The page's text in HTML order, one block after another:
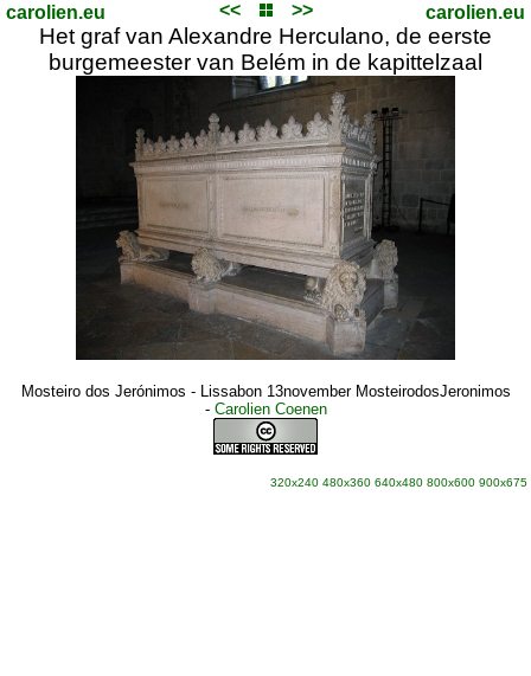
carolien.eu << >> carolien.eu
Het graf van Alexandre Herculano, de eerste
burgemeester van Belém in de kapittelzaal
Mosteiro dos Jerónimos - Lissabon 13november MosteirodosJeronimos
- Carolien Coenen
320x240 480x360 640x480 800x600 900x675